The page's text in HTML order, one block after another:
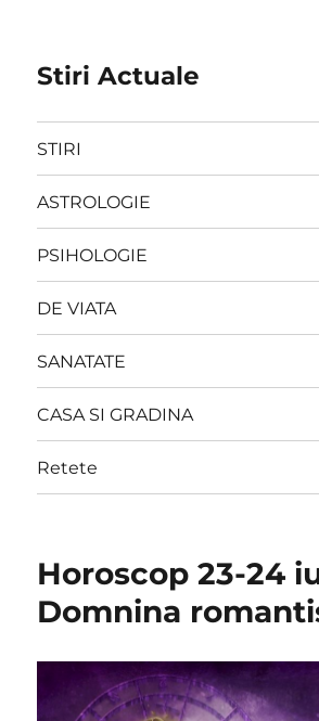
Stiri Actuale
STIRI
ASTROLOGIE
PSIHOLOGIE
DE VIATA
SANATATE
CASA SI GRADINA
Retete
Horoscop 23-24
Domnina